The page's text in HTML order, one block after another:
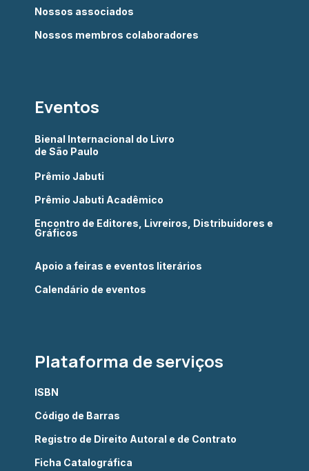
Nossos associados
Nossos membros colaboradores
Eventos
Bienal Internacional do Livro
de São Paulo
Prêmio Jabuti
Prêmio Jabuti Acadêmico
Encontro de Editores, Livreiros, Distribuidores e
Gráficos
Apoio a feiras e eventos literários
Calendário de eventos
Plataforma de serviços
ISBN
Código de Barras
Registro de Direito Autoral e de Contrato
Ficha Catalográfica